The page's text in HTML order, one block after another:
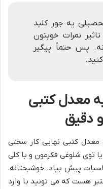
یه جور کلید
نمرات خوبتون
پس حتماً پیگیر
معدل کتبی
دقیق
کتبی نهایی کار سختی
توی شلوغی فکرمون و با کلی
پیش بیاد. خوشبختانه،
هست که می تونید با وارد